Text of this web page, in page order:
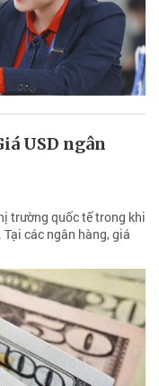
USD ngân
trường quốc tế trong khi
các ngân hàng, giá